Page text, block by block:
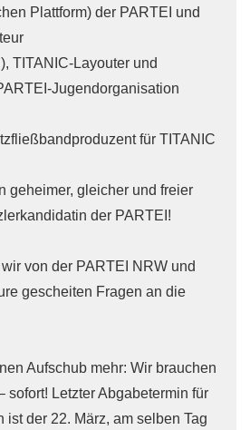
Plattform) der PARTEI und
TITANIC-Layouter und
Jugendorganisation
für TITANIC
geheimer, gleicher und freier
der PARTEI!
von der PARTEI NRW und
gescheiten Fragen an die
Aufschub mehr: Wir brauchen
sofort! Letzter Abgabetermin für
ist der 22. März, am selben Tag